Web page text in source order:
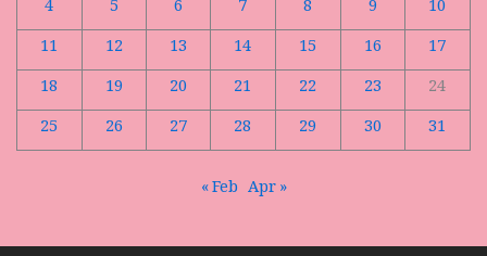
4
5 6 7 8 9
10
11
12 13 14 15 16
17
18
19 20 21 22 23
24
25
26 27 28 29 30 31
« Feb Apr »